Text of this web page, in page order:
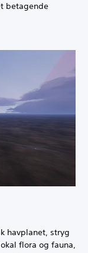
betagende
havplanet, stryg
flora og fauna,